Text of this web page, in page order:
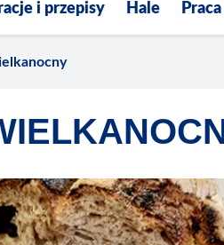
i przepisy Hale